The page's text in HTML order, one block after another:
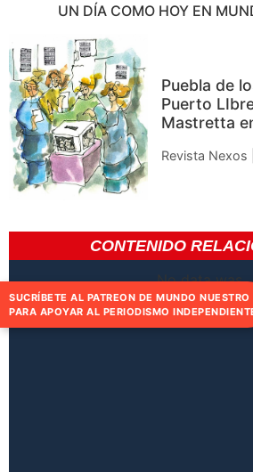
UN DÍA COMO HOY EN
Puebla de
Puerto
Mastretta
Revista
CONTENIDO
No data was
found
SUCRÍBETE AL PATREON DE MUNDO NUESTRO
PARA APOYAR AL PERIODISMO